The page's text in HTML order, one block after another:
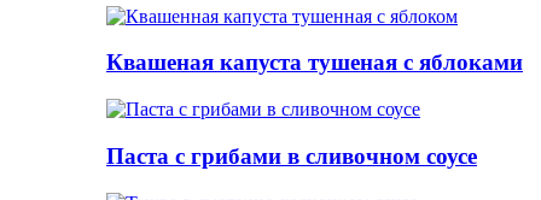
Квашеная капуста тушеная с яблоками
Паста с грибами в сливочном соусе